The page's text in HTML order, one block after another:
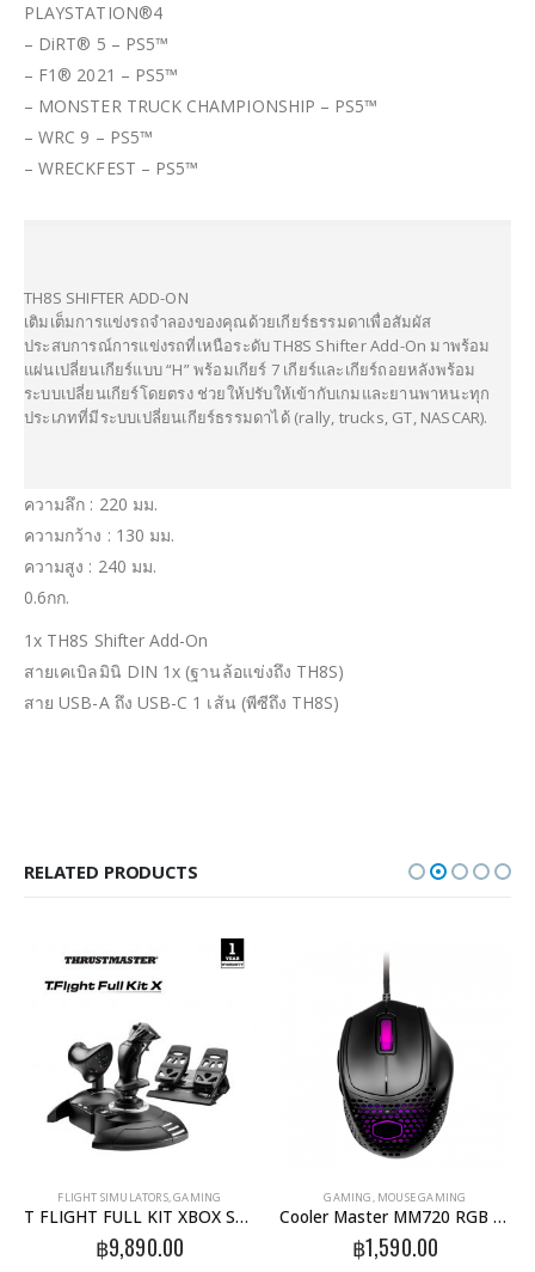
PLAYSTATION®4
– DiRT® 5 – PS5™
– F1® 2021 – PS5™
– MONSTER TRUCK CHAMPIONSHIP – PS5™
– WRC 9 – PS5™
– WRECKFEST – PS5™
TH8S SHIFTER ADD-ON
เติมเต็มการแข่งรถจำลองของคุณด้วยเกียร์ธรรมดาเพื่อสัมผัส
ประสบการณ์การแข่งรถที่เหนือระดับ TH8S Shifter Add-On มาพร้อม
แผ่นเปลี่ยนเกียร์แบบ “H” พร้อมเกียร์ 7 เกียร์และเกียร์ถอยหลังพร้อม
ระบบเปลี่ยนเกียร์โดยตรง ช่วยให้ปรับให้เข้ากับเกมและยานพาหนะทุก
ประเภทที่มีระบบเปลี่ยนเกียร์ธรรมดาได้ (rally, trucks, GT, NASCAR).
ความลึก : 220 มม.
ความกว้าง : 130 มม.
ความสูง : 240 มม.
0.6กก.
1x TH8S Shifter Add-On
สายเคเบิลมินิ DIN 1x (ฐานล้อแข่งถึง TH8S)
สาย USB-A ถึง USB-C 1 เส้น (พีซีถึง TH8S)
RELATED PRODUCTS
FLIGHT SIMULATORS,GAMING
T FLIGHT FULL KIT XBOX SERIES X/S รองรับ PC – XBOX
฿9,890.00
GAMING, MOUSE GAMING
Cooler Master MM720 RGB Gaming Mouse Black Matte
฿1,590.00